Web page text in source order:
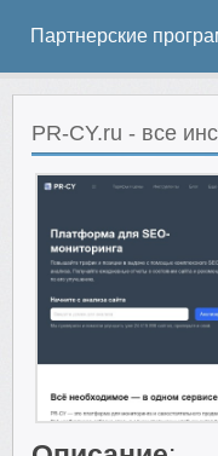
Партнерские
PR-CY.ru - все